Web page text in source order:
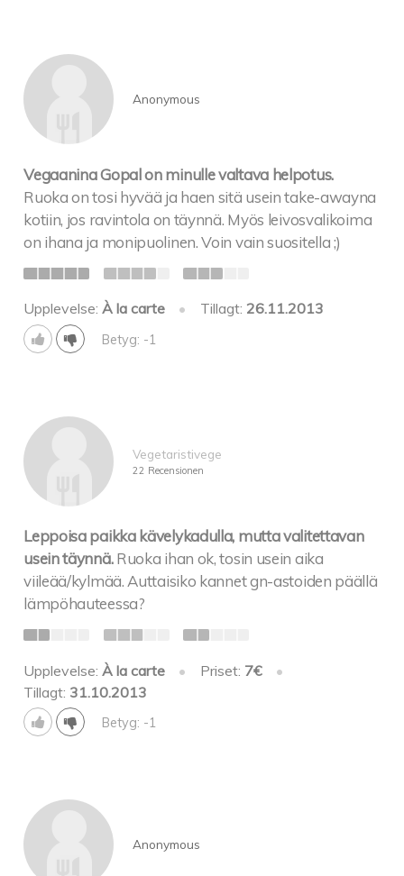
Anonymous
Vegaanina Gopal on minulle valtava helpotus.
Ruoka on tosi hyvää ja haen sitä usein take-awayna
kotiin, jos ravintola on täynnä. Myös leivosvalikoima
on ihana ja monipuolinen. Voin vain suositella ;)
Upplevelse:À la carte • Tillagt: 26.11.2013
Betyg: -1
Vegetaristivege
22 Recensionen
Leppoisa paikka kävelykadulla, mutta valitettavan
usein täynnä. Ruoka ihan ok, tosin usein aika
viileää/kylmää. Auttaisiko kannet gn-astoiden päällä
lämpöhauteessa?
Upplevelse:À la carte • Priset: 7€
•
Tillagt: 31.10.2013
Betyg: -1
Anonymous